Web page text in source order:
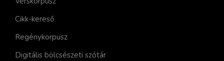
Cikk-kereső
Regénykorpusz
Digitális bölcsészeti szótár